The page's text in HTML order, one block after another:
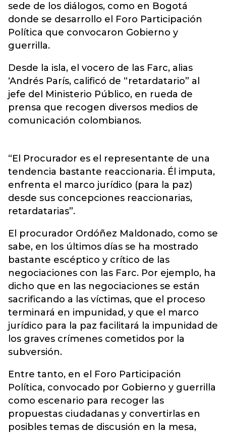
sede de los diálogos, como en Bogotá
donde se desarrollo el Foro Participación
Política que convocaron Gobierno y
guerrilla.
Desde la isla, el vocero de las Farc, alias
‘Andrés París, calificó de “retardatario” al
jefe del Ministerio Público, en rueda de
prensa que recogen diversos medios de
comunicación colombianos.
“El Procurador es el representante de una
tendencia bastante reaccionaria. Él imputa,
enfrenta el marco jurídico (para la paz)
desde sus concepciones reaccionarias,
retardatarias”.
El procurador Ordóñez Maldonado, como se
sabe, en los últimos días se ha mostrado
bastante escéptico y crítico de las
negociaciones con las Farc. Por ejemplo, ha
dicho que en las negociaciones se están
sacrificando a las víctimas, que el proceso
terminará en impunidad, y que el marco
jurídico para la paz facilitará la impunidad de
los graves crímenes cometidos por la
subversión.
Entre tanto, en el Foro Participación
Política, convocado por Gobierno y guerrilla
como escenario para recoger las
propuestas ciudadanas y convertirlas en
posibles temas de discusión en la mesa,